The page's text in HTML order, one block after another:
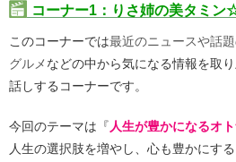
コーナー1：りさ姉の美タミン
このコーナーでは最近のニュースや話
グルメ などの中から気になる情報を取
話しするコーナーです。
今回のテーマは『 人生が豊かになるオ
人生の選択肢を増やし、心も豊かにす